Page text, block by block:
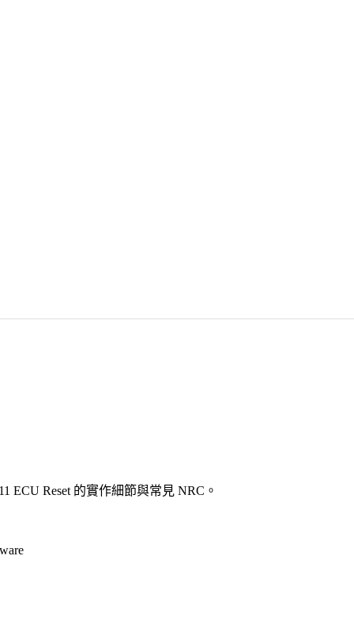
ECU Reset 的實作細節與常見 NRC。